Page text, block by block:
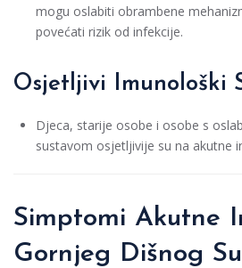
mogu oslabiti obrambene
povećati rizik od infekcije.
Osjetljivi Imunološki
Djeca, starije osobe i osobe s
sustavom osjetljivije su na akutne
Simptomi Akutne
Gornjeg Dišnog